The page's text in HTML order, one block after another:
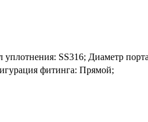
уплотнения: SS316; Диаметр
фитинга: Прямой;